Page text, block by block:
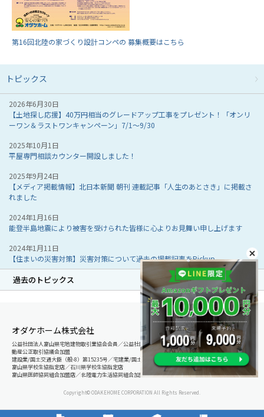
第16回北陸の家づくり設計コンペの 募集概要はこちら
トピックス
2026年6月30日
【土地探し応援】40万円相当のグレードアップ工事をプレゼント！「オンリ
ーワン＆ラストワンキャンペーン」7/1～9/30
2025年10月1日
平屋専門相談カウンター開設しました！
2025年9月24日
【メディア掲載情報】北日本新聞 朝刊 連載記事「人生のあとさき」に掲載さ
れました
2024年1月16日
能登半島地震により被害を受けられた皆様に心よりお見舞い申し上げます
2024年1月11日
【住まいの災害対策】災害対策について過去の掲載記事をPickup
過去のトピックス
オダケホーム株式会社
公益社団法人富山県宅地建物取引業協会会員／公益社団法人石川県宅地建物取引業協会会員／北陸不
動産公正取引協議会加盟
建設業/国土交通大臣（般-8）第15235号／宅建業/国土交通大臣（8）第5025号
富山県学校生協指定店／石川県学校生協指定店
富山県医師協同組合加盟店／北陸電力生活協同組合加盟店
Copyright© ODAKEHOME CORPORATION All Rights Reserved.